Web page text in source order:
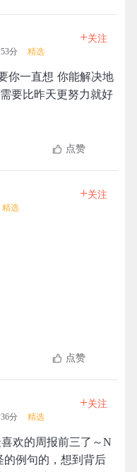
分 精选
+关注
你一直想 你能解决地
要比昨天更努力就好
点赞
精选
+关注
点赞
分 精选
+关注
欢的周报前三了～N
的例句的，想到背后